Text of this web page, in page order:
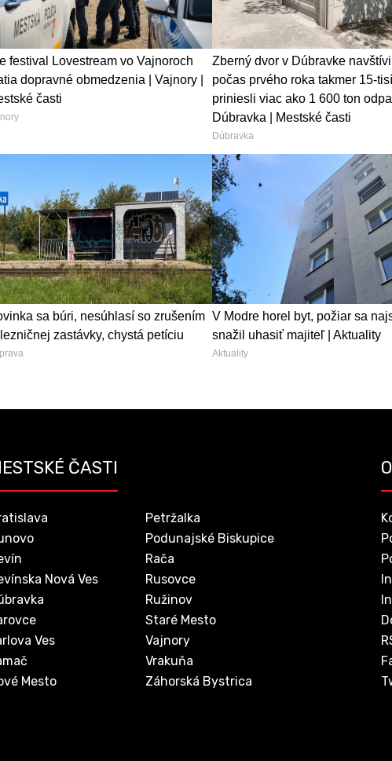
festival Lovestream vo Vajnoroch
dopravné obmedzenia | Vajnory |
časti
Zberný dvor v Dúbravke
počas prvého roka takmer 15-
priniesli viac ako 1 600 ton
Dúbravka | Mestské časti
Dúbravka
sa búri, nesúhlasí so zrušením
zastávky, chystá petíciu
V Modre horel byt, požiar sa
snažil uhasiť majiteľ | Aktuality
Aktuality
ČASTI
Nová Ves
Ves
Mesto
Petržalka
Podunajské Biskupice
Rača
Rusovce
Ružinov
Staré Mesto
Vajnory
Vrakuňa
Záhorská Bystrica